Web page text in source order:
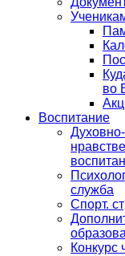
во
Воспитание
Духовно-
служба
Спорт.
Конкурс